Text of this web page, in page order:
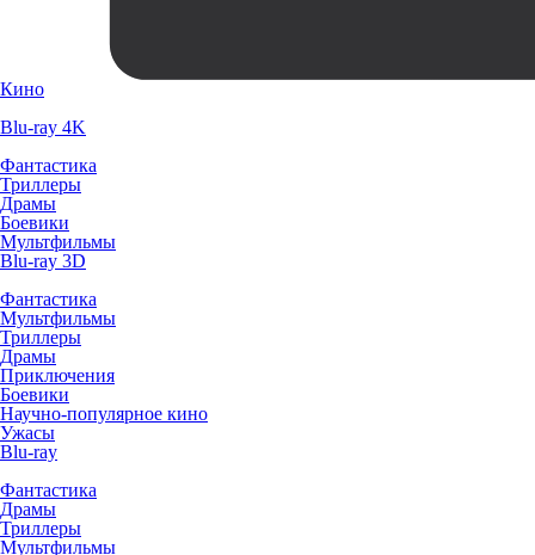
Кино
Blu-ray 4K
Фантастика
Триллеры
Драмы
Боевики
Мультфильмы
Blu-ray 3D
Фантастика
Мультфильмы
Триллеры
Драмы
Приключения
Боевики
Научно-популярное кино
Ужасы
Blu-ray
Фантастика
Драмы
Триллеры
Мультфильмы